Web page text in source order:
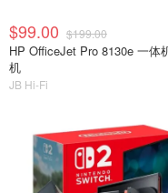
$99.00 $199.00
HP OfficeJet Pro 8130e 一体机打印
机
JB Hi-Fi